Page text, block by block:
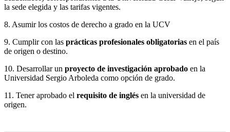
la sede elegida y las tarifas vigentes.
8. Asumir los costos de derecho a grado en la UCV
9. Cumplir con las prácticas profesionales obligatorias en el país
de origen o destino.
10. Desarrollar un proyecto de investigación aprobado en la
Universidad Sergio Arboleda como opción de grado.
11. Tener aprobado el requisito de inglés en la universidad de
origen.